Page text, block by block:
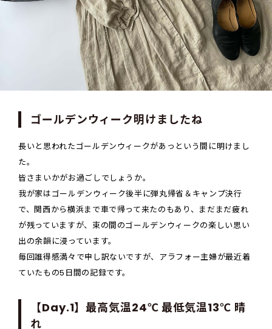
ゴールデンウィーク明けましたね
長いと思われたゴールデンウィークがあっという間に明けまし
た。
皆さまいかがお過ごしでしょうか。
我が家はゴールデンウィーク後半に弾丸帰省＆キャンプ決行
で、関西から横浜まで車で帰って来たのもあり、まだまだ疲れ
が残っていますが、束の間のゴールデンウィークの楽しい思い
出の余韻に浸っています。
毎回誰得感満々で申し訳ないですが、アラフォー主婦が最近着
ていたもの5日間の記録です。
【Day.1】最高気温24℃ 最低気温13℃ 晴
れ